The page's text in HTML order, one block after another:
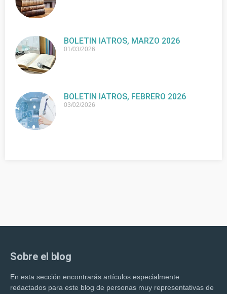
BOLETIN IATROS, MARZO 2026
01/03/2026
BOLETIN IATROS, FEBRERO 2026
03/02/2026
Sobre el blog
En esta sección encontrarás artículos especialmente
redactados para este blog de personas muy representativas de